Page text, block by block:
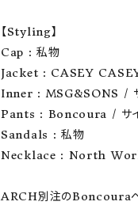
【Styling】
Cap : 私物
Jacket : CASEY
Inner : MSG&SONS /
Pants : Boncoura / サ
Sandals : 私物
Necklace : North
ARCH別注のBoncouraペ